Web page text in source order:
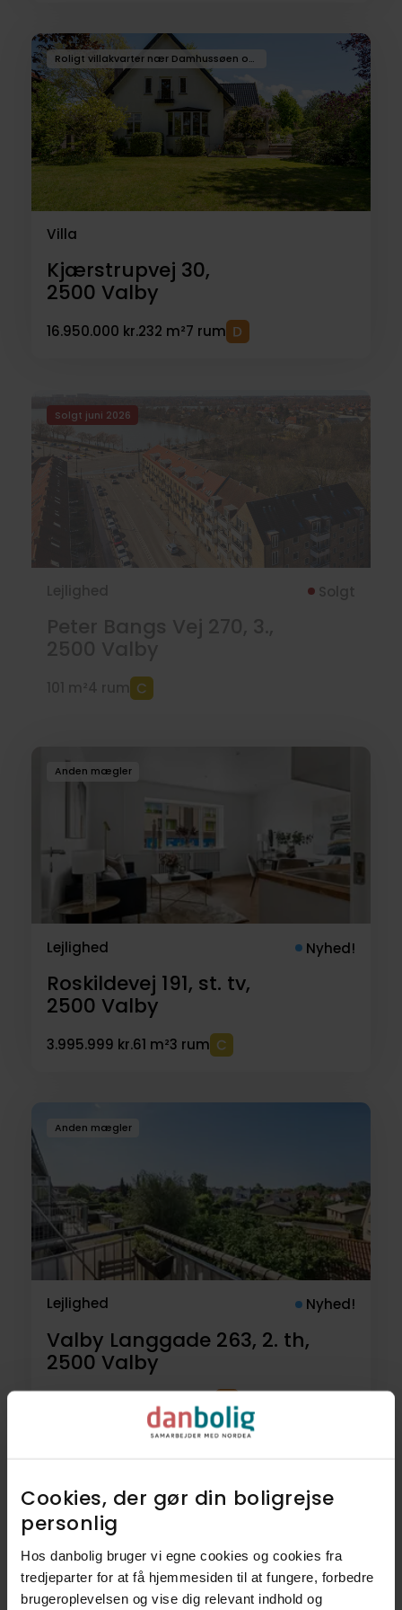
Cookies, der gør din boligrejse
personlig​
Hos danbolig bruger vi egne cookies og cookies fra
tredjeparter for at få hjemmesiden til at fungere, forbedre
brugeroplevelsen og vise dig relevant indhold og
Roligt villakvarter nær Damhussøen og Zoo
Villa
Kjærstrupvej 30,
2500 Valby
16.950.000 kr.232 m²7 rum
Solgt juni 2026
Anden mægler
Lejlighed Nyhed!
Roskildevej 191, st. tv,
2500 Valby
3.995.999 kr.61 m²3 rum
Anden mægler
Lejlighed Nyhed!
Valby Langgade 263, 2. th,
2500 Valby
59 m² 2 rum
18
Lejligheder
6
Villaer
2
Villalejligheder